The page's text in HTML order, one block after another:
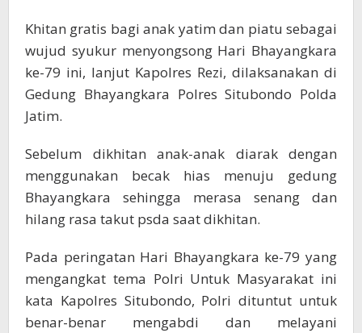
Khitan gratis bagi anak yatim dan piatu sebagai
wujud syukur menyongsong Hari Bhayangkara
ke-79 ini, lanjut Kapolres Rezi, dilaksanakan di
Gedung Bhayangkara Polres Situbondo Polda
Jatim.
Sebelum dikhitan anak-anak diarak dengan
menggunakan becak hias menuju gedung
Bhayangkara sehingga merasa senang dan
hilang rasa takut psda saat dikhitan.
Pada peringatan Hari Bhayangkara ke-79 yang
mengangkat tema Polri Untuk Masyarakat ini
kata Kapolres Situbondo, Polri dituntut untuk
benar-benar mengabdi dan melayani